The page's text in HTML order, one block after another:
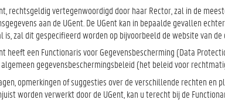
rechtsgeldig vertegenwoordigd door haar Rector, zal in de
aan de UGent. De UGent kan in bepaalde gevallen
is, zal dit gespecifieerd worden op bijvoorbeeld de website van
heeft een Functionaris voor Gegevensbescherming (Data
gegevensbeschermingsbeleid (het beleid voor
opmerkingen of suggesties over de verschillende rechten
worden verwerkt door de UGent, kan u terecht bij de